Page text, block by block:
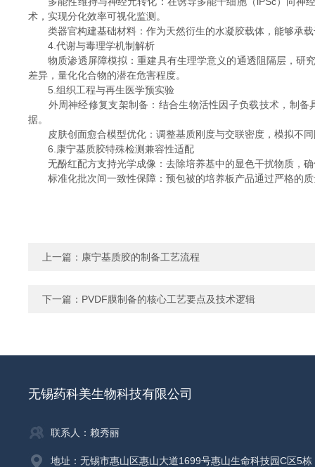
术，实现分化效率可视化监测。
类器官构建基础材料：作为天然衍生的水凝胶载体，能够承载
4.代谢与毒理学机制解析
物质渗透屏障模拟：重建具有生理学意义的通透阻隔层，研究
差异，量化化合物的潜在危害程度。
5.组织工程与再生医学预实验
外周神经修复支架制备：结合生物活性因子负载技术，制备
据。
皮肤创面愈合模型优化：调整基质刚度与交联密度，模拟不同
6.康宁基质胶特殊检测兼容性适配
无酚红配方支持光学成像：去除培养基中的显色干扰物质，确
标准化批次间一致性保障：预包被的培养板产品通过严格的质
上一篇： 康宁基质胶的制备工艺流程
下一篇： PVDF膜制备的核心工艺要点及技术逻辑
无锡药科美生物科技有限公司
联系人：赖秀丽
地址：无锡市惠山区惠山大道1699号惠山生命科技园C区5栋